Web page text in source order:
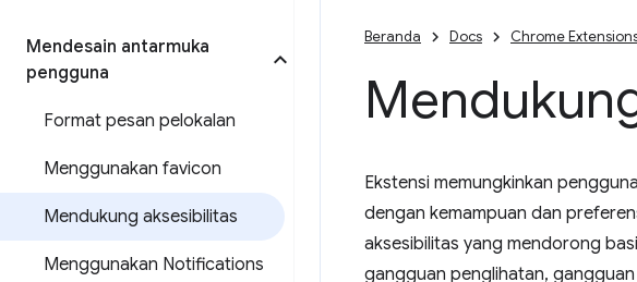
Mendesain antarmuka
pengguna
Format pesan pelokalan
Menggunakan favicon
Mendukung aksesibilitas
Menggunakan Notifications
Beranda Docs Chrome
Ekstensi memungkinkan
dengan kemampuan dan
aksesibilitas yang mendorong
gangguan penglihatan,